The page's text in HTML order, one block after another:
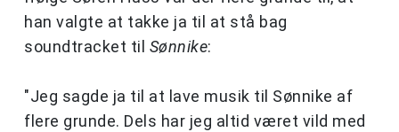
han valgte at takke ja til at stå bag
soundtracket til Sønnike:
"Jeg sagde ja til at lave musik til Sønnike af
flere grunde. Dels har jeg altid været vild med